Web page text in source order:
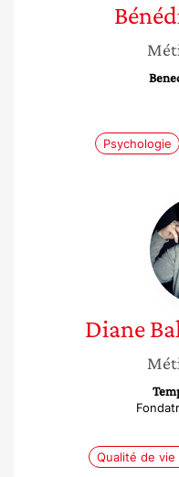
Psychologie
Diane
Qualité de vie